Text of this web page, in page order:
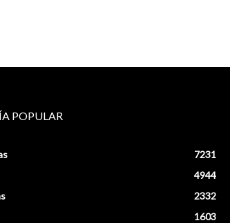
POPULAR
7231
4944
2332
1603